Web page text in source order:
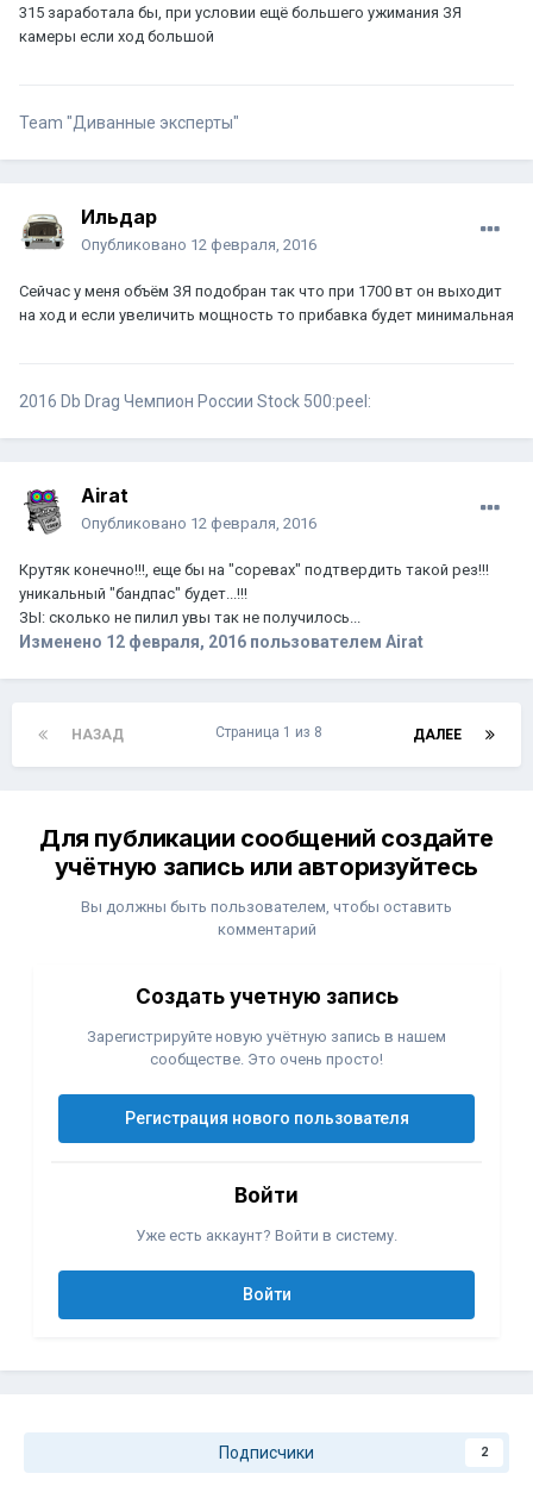
315 заработала бы, при условии ещё большего ужимания ЗЯ
камеры если ход большой
Team "Диванные эксперты"
Ильдар
Опубликовано 12 февраля, 2016
Сейчас у меня объём ЗЯ подобран так что при 1700 вт он выходит
на ход и если увеличить мощность то прибавка будет минимальная
2016 Db Drag Чемпион России Stock 500:peel:
Airat
Опубликовано 12 февраля, 2016
Крутяк конечно!!!, еще бы на "соревах" подтвердить такой рез!!!
уникальный "бандпас" будет...!!!
ЗЫ: сколько не пилил увы так не получилось...
Изменено 12 февраля, 2016 пользователем Airat
НАЗАД ДАЛЕЕ
Страница 1 из 8
Для публикации сообщений создайте
учётную запись или авторизуйтесь
Вы должны быть пользователем, чтобы оставить
комментарий
Создать учетную запись
Зарегистрируйте новую учётную запись в нашем
сообществе. Это очень просто!
Регистрация нового пользователя
Войти
Уже есть аккаунт? Войти в систему.
Войти
Подписчики 2